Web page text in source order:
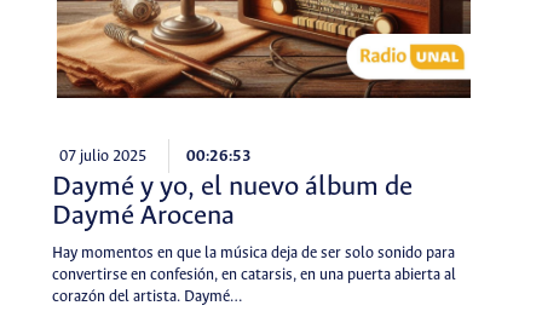
07 julio 2025 00:26:53
Daymé y yo, el nuevo álbum de
Daymé Arocena
Hay momentos en que la música deja de ser solo sonido para
convertirse en confesión, en catarsis, en una puerta abierta al
corazón del artista. Daymé…